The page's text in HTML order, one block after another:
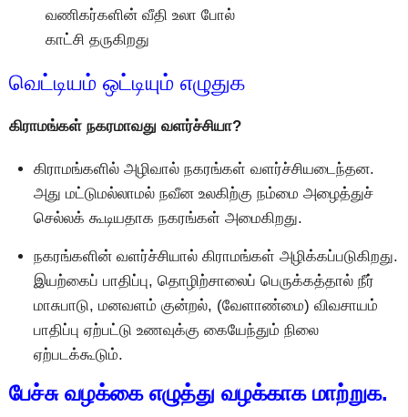
வணிகர்களின் வீதி உலா போல்
காட்சி தருகிறது
வெட்டியம் ஒட்டியும் எழுதுக
கிராமங்கள் நகரமாவது வளர்ச்சியா?
கிராமங்களில் அழிவால் நகரங்கள் வளர்ச்சியடைந்தன.
அது மட்டுமல்லாமல் நவீன உலகிற்கு நம்மை அழைத்துச்
செல்லக் கூடியதாக நகரங்கள் அமைகிறது.
நகரங்களின் வளர்ச்சியால் கிராமங்கள் அழிக்கப்படுகிறது.
இயற்கைப் பாதிப்பு, தொழிற்சாலைப் பெருக்கத்தால் நீர்
மாசுபாடு, மனவளம் குன்றல், (வேளாண்மை) விவசாயம்
பாதிப்பு ஏற்பட்டு உணவுக்கு கையேந்தும் நிலை
ஏற்படக்கூடும்.
பேச்சு வழக்கை எழுத்து வழக்காக மாற்றுக.